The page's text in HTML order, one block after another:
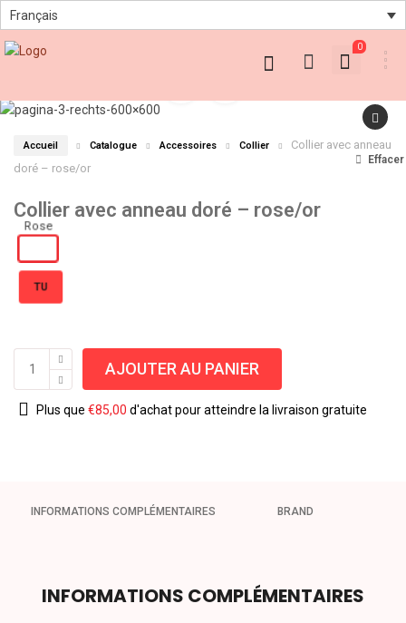
Français
0
Accueil Catalogue Accessoires Collier
Collier avec anneau
doré – rose/or
Collier avec anneau doré – rose/or
TU
Effacer
AJOUTER AU PANIER
Plus que €85,00 d'achat pour atteindre la livraison gratuite
INFORMATIONS COMPLÉMENTAIRES BRAND
INFORMATIONS COMPLÉMENTAIRES